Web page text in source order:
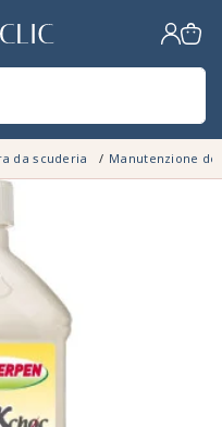
da scuderia Manutenzione